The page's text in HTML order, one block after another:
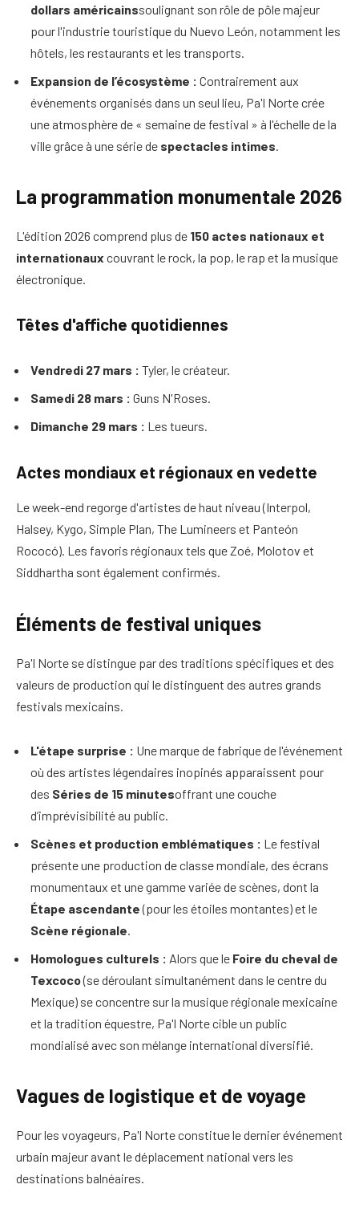
dollars américainssoulignant son rôle de pôle majeur
pour l'industrie touristique du Nuevo León, notamment les
hôtels, les restaurants et les transports.
Expansion de l’écosystème : Contrairement aux
événements organisés dans un seul lieu, Pa'l Norte crée
une atmosphère de « semaine de festival » à l'échelle de la
ville grâce à une série de spectacles intimes.
La programmation monumentale 2026
L'édition 2026 comprend plus de 150 actes nationaux et
internationaux couvrant le rock, la pop, le rap et la musique
électronique.
Têtes d'affiche quotidiennes
Vendredi 27 mars : Tyler, le créateur.
Samedi 28 mars : Guns N'Roses.
Dimanche 29 mars : Les tueurs.
Actes mondiaux et régionaux en vedette
Le week-end regorge d'artistes de haut niveau (Interpol,
Halsey, Kygo, Simple Plan, The Lumineers et Panteón
Rococó). Les favoris régionaux tels que Zoé, Molotov et
Siddhartha sont également confirmés.
Éléments de festival uniques
Pa'l Norte se distingue par des traditions spécifiques et des
valeurs de production qui le distinguent des autres grands
festivals mexicains.
L'étape surprise : Une marque de fabrique de l'événement
où des artistes légendaires inopinés apparaissent pour
des Séries de 15 minutesoffrant une couche
d’imprévisibilité au public.
Scènes et production emblématiques : Le festival
présente une production de classe mondiale, des écrans
monumentaux et une gamme variée de scènes, dont la
Étape ascendante(pour les étoiles montantes) et le
Scène régionale.
Homologues culturels : Alors que le Foire du cheval de
Texcoco(se déroulant simultanément dans le centre du
Mexique) se concentre sur la musique régionale mexicaine
et la tradition équestre, Pa'l Norte cible un public
mondialisé avec son mélange international diversifié.
Vagues de logistique et de voyage
Pour les voyageurs, Pa'l Norte constitue le dernier événement
urbain majeur avant le déplacement national vers les
destinations balnéaires.